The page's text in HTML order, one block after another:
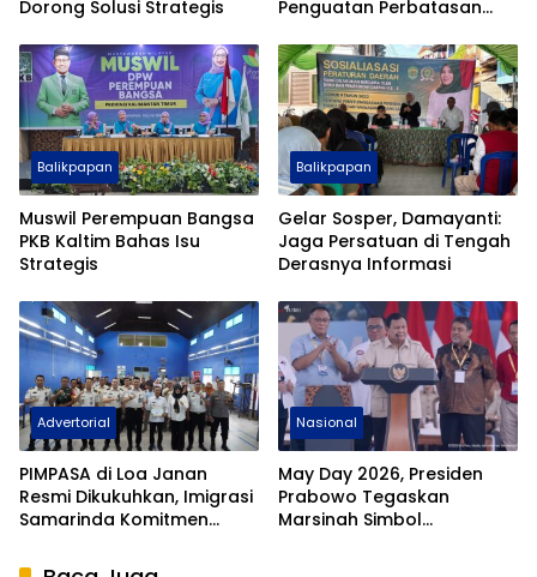
Dorong Solusi Strategis
Penguatan Perbatasan
DGICM 2026
Balikpapan
Muswil Perempuan Bangsa
PKB Kaltim Bahas Isu
Strategis
Balikpapan
Gelar Sosper, Damayanti:
Jaga Persatuan di Tengah
Derasnya Informasi
Advertorial
PIMPASA di Loa Janan
Resmi Dikukuhkan, Imigrasi
Samarinda Komitmen
Keberangkatan Ilegal
Nasional
May Day 2026, Presiden
Prabowo Tegaskan
Marsinah Simbol